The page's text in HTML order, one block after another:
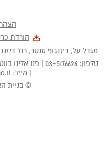
הורדת
מגדל על, דיזנגוף סנטר, רח' דיזנגוף
טלפון:03-5176626 פנו אלינו
מייל:
© בניית